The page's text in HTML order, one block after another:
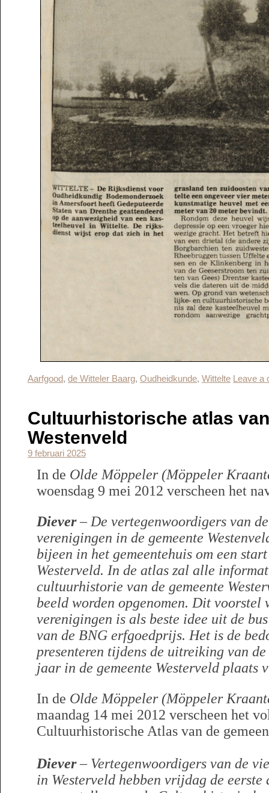
Aarfgood, de Witteler Baarg, Oudheidkunde, Wittelte Leave
Cultuurhistorische atlas
Westenveld
9 februari 2025
In de Olde Möppeler (Möppeler
woensdag 9 mei 2012 verscheen het
Diever– De vertegenwoordigers van
verenigingen in de gemeente
bijeen in het gemeentehuis om een
Westerveld. In de atlas zal alle
cultuurhistorie van de gemeente
beeld worden opgenomen. Dit voorstel
verenigingen is als beste idee uit de
van de BNG erfgoedprijs. Het is de
presenteren tijdens de uitreiking van
jaar in de gemeente Westerveld plaats
In de Olde Möppeler (Möppeler
maandag 14 mei 2012 verscheen het
Cultuurhistorische Atlas van de
Diever– Vertegenwoordigers van de
in Westerveld hebben vrijdag de eerste